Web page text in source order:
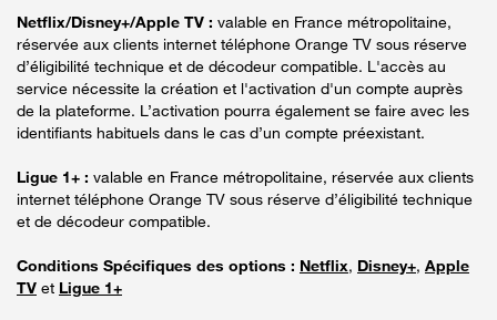
Netflix/Disney+/Apple TV : valable en France métropolitaine,
réservée aux clients internet téléphone Orange TV sous réserve
d’éligibilité technique et de décodeur compatible. L'accès au
service nécessite la création et l'activation d'un compte auprès
de la plateforme. L’activation pourra également se faire avec les
identifiants habituels dans le cas d’un compte préexistant.
Ligue 1+ : valable en France métropolitaine, réservée aux clients
internet téléphone Orange TV sous réserve d’éligibilité technique
et de décodeur compatible.
Conditions Spécifiques des options : Netflix, Disney+, Apple
TV et Ligue 1+